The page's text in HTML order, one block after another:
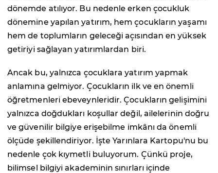
dönemde atılıyor. Bu nedenle erken çocukluk
dönemine yapılan yatırım, hem çocukların yaşamı
hem de toplumların geleceği açısından en yüksek
getiriyi sağlayan yatırımlardan biri.
Ancak bu, yalnızca çocuklara yatırım yapmak
anlamına gelmiyor. Çocukların ilk ve en önemli
öğretmenleri ebeveynleridir. Çocukların gelişimini
yalnızca doğdukları koşullar değil, ailelerinin doğru
ve güvenilir bilgiye erişebilme imkânı da önemli
ölçüde şekillendiriyor. İşte Yarınlara Kartopu'nu bu
nedenle çok kıymetli buluyorum. Çünkü proje,
bilimsel bilgiyi akademinin sınırları içinde